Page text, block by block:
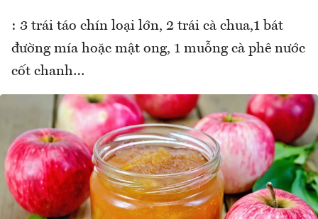
: 3 trái táo chín loại lớn, 2 trái cà chua,1 bát
đường mía hoặc mật ong, 1 muỗng cà phê nước
cốt chanh…